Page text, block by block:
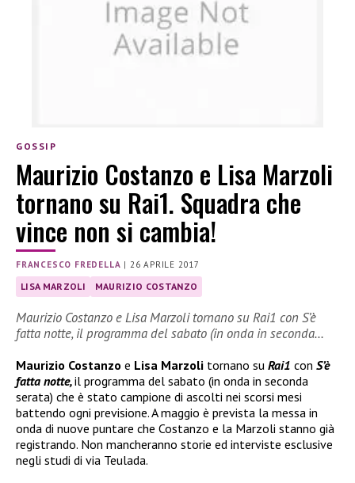
GOSSIP
Maurizio Costanzo e Lisa Marzoli
tornano su Rai1. Squadra che
vince non si cambia!
FRANCESCO FREDELLA | 26 APRILE 2017
LISA MARZOLI MAURIZIO COSTANZO
Maurizio Costanzo e Lisa Marzoli tornano su Rai1 con S’è
fatta notte, il programma del sabato (in onda in seconda…
Maurizio Costanzo e Lisa Marzoli tornano su Rai1 con S’è
fatta notte,il programma del sabato (in onda in seconda
serata) che è stato campione di ascolti nei scorsi mesi
battendo ogni previsione. A maggio è prevista la messa in
onda di nuove puntare che Costanzo e la Marzoli stanno già
registrando. Non mancheranno storie ed interviste esclusive
negli studi di via Teulada.